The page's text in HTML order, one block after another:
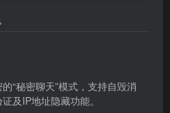
“秘密聊天”模式，支持自毁消
及IP地址隐藏功能。